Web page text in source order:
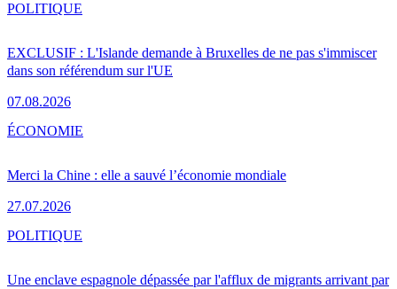
EXCLUSIF : L'Islande demande à Bruxelles de ne pas s'immiscer
dans son référendum sur l'UE
07.08.2026
POLITIQUE
Merci la Chine : elle a sauvé l’économie mondiale
27.07.2026
ÉCONOMIE
Une enclave espagnole dépassée par l'afflux de migrants arrivant par
POLITIQUE